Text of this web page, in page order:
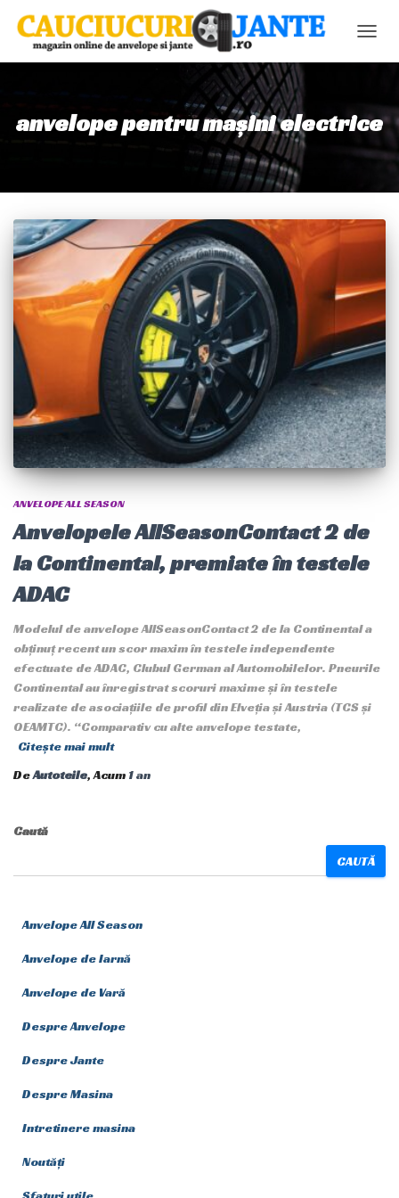
anvelope pentru mașini electrice
ANVELOPE ALL SEASON
Anvelopele AllSeasonContact 2 de
la Continental, premiate în testele
ADAC
Modelul de anvelope AllSeasonContact 2 de la Continental a
obținuț recent un scor maxim în testele independente
efectuate de ADAC, Clubul German al Automobilelor. Pneurile
Continental au înregistrat scoruri maxime și în testele
realizate de asociațiile de profil din Elveția și Austria (TCS și
OEAMTC). “Comparativ cu alte anvelope testate,
Citește mai mult
DeAutoteile, Acum 1 an
Caută
CAUTĂ
Anvelope All Season
Anvelope de Iarnă
Anvelope de Vară
Despre Anvelope
Despre Jante
Despre Masina
Intretinere masina
Noutăți